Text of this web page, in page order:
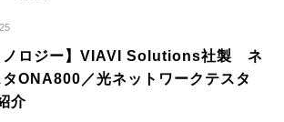
ノロジー】VIAVI Solutions社製 ネ
ONA800／光ネットワークテスタ
介